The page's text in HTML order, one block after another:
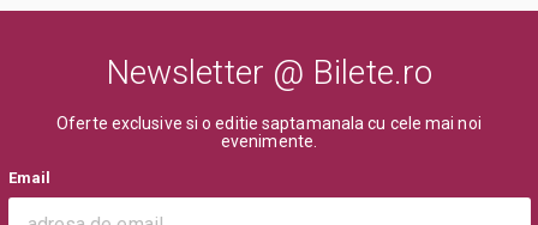
Newsletter @ Bilete.ro
Oferte exclusive si o editie saptamanala cu cele mai noi
evenimente.
Email